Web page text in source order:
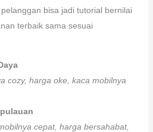
bisa jadi tutorial bernilai
terbaik sama sesuai
cozy, harga oke, kaca mobilnya
cepat, harga bersahabat,